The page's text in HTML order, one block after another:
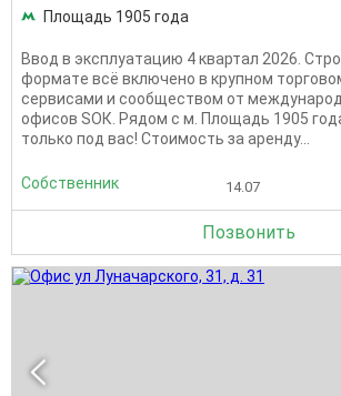
Площадь 1905 года
Ввод в эксплуатацию 4 квартал 2026.
фopмaтe всё включeно в крупном
сeрвиcaми и сообществом oт
офисов SОК. Рядoм с м. Площадь 1905
только под вас! Стоимость за аренду...
Собственник 14.07
Позвонить